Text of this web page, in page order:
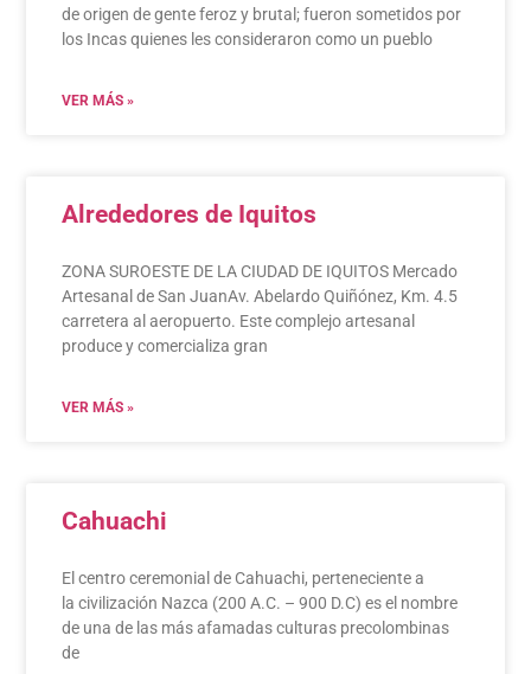
de origen de gente feroz y brutal; fueron sometidos por
los Incas quienes les consideraron como un pueblo
VER MÁS »
Alrededores de Iquitos
ZONA SUROESTE DE LA CIUDAD DE IQUITOS Mercado
Artesanal de San JuanAv. Abelardo Quiñónez, Km. 4.5
carretera al aeropuerto. Este complejo artesanal
produce y comercializa gran
VER MÁS »
Cahuachi
El centro ceremonial de Cahuachi, perteneciente a
la civilización Nazca (200 A.C. – 900 D.C) es el nombre
de una de las más afamadas culturas precolombinas
de